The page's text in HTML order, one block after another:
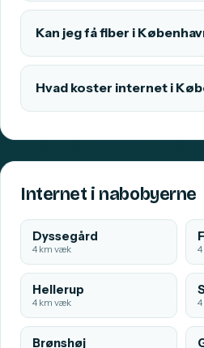
Kan jeg få fiber i
Hvad koster internet i
Internet i nabobyerne
Dyssegård
4 km væk
Hellerup
4 km væk
Brønshøj